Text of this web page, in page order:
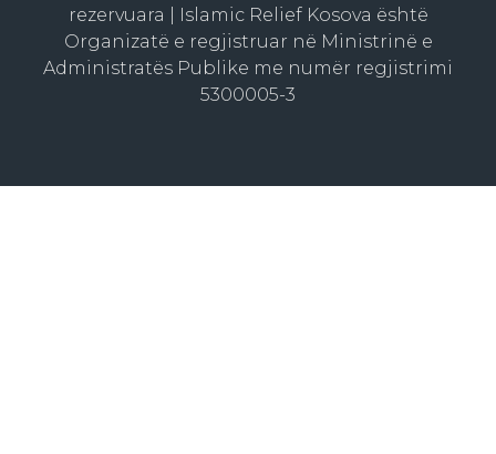
rezervuara | Islamic Relief Kosova është
Organizatë e regjistruar në Ministrinë e
Administratës Publike me numër regjistrimi
5300005-3